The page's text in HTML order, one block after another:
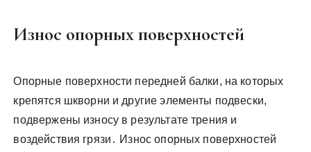
Износ опорных поверхностей
Опорные поверхности передней балки, на которых
крепятся шкворни и другие элементы подвески,
подвержены износу в результате трения и
воздействия грязи․ Износ опорных поверхностей